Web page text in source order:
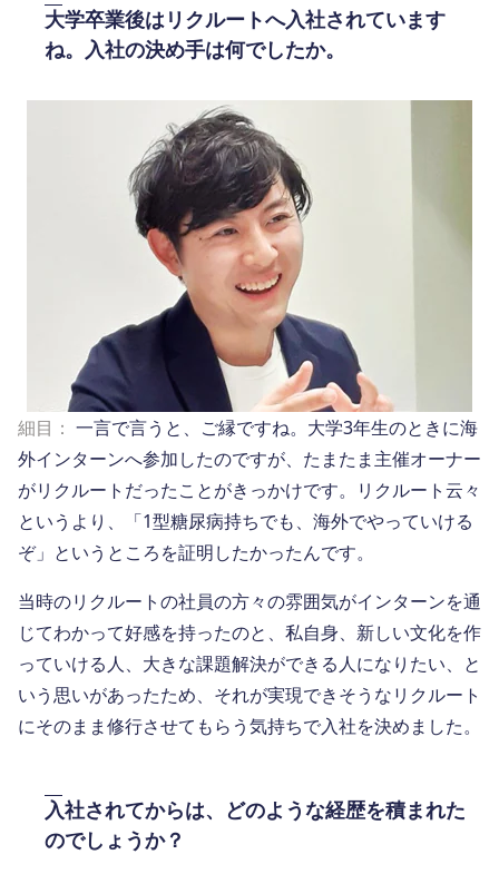
大学卒業後はリクルートへ入社されています
ね。入社の決め手は何でしたか。
細目： 一言で言うと、ご縁ですね。大学3年生のときに海
外インターンへ参加したのですが、たまたま主催オーナー
がリクルートだったことがきっかけです。リクルート云々
というより、「1型糖尿病持ちでも、海外でやっていける
ぞ」というところを証明したかったんです。
当時のリクルートの社員の方々の雰囲気がインターンを通
じてわかって好感を持ったのと、私自身、新しい文化を作
っていける人、大きな課題解決ができる人になりたい、と
いう思いがあったため、それが実現できそうなリクルート
にそのまま修行させてもらう気持ちで入社を決めました。
入社されてからは、どのような経歴を積まれた
のでしょうか？